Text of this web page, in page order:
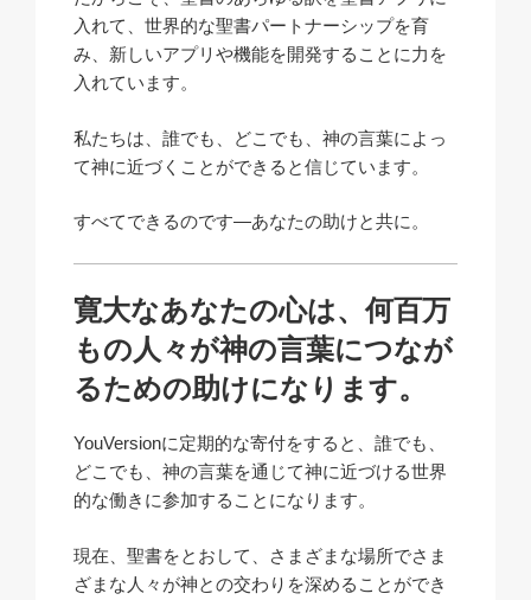
入れて、世界的な聖書パートナーシップを育
み、新しいアプリや機能を開発することに力を
入れています。
私たちは、誰でも、どこでも、神の言葉によっ
て神に近づくことができると信じています。
すべてできるのです—あなたの助けと共に。
寛大なあなたの心は、何百万
もの人々が神の言葉につなが
るための助けになります。
YouVersionに定期的な寄付をすると、誰でも、
どこでも、神の言葉を通じて神に近づける世界
的な働きに参加することになります。
現在、聖書をとおして、さまざまな場所でさま
ざまな人々が神との交わりを深めることができ